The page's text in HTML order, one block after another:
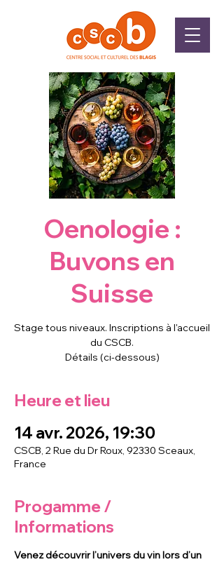
Oenologie :
Buvons en
Suisse
Stage tous niveaux. Inscriptions à l'accueil
du CSCB.
Détails (ci-dessous)
Heure et lieu
14 avr. 2026, 19:30
CSCB, 2 Rue du Dr Roux, 92330 Sceaux,
France
Progamme /
Informations
Venez découvrir l’univers du vin lors d’un